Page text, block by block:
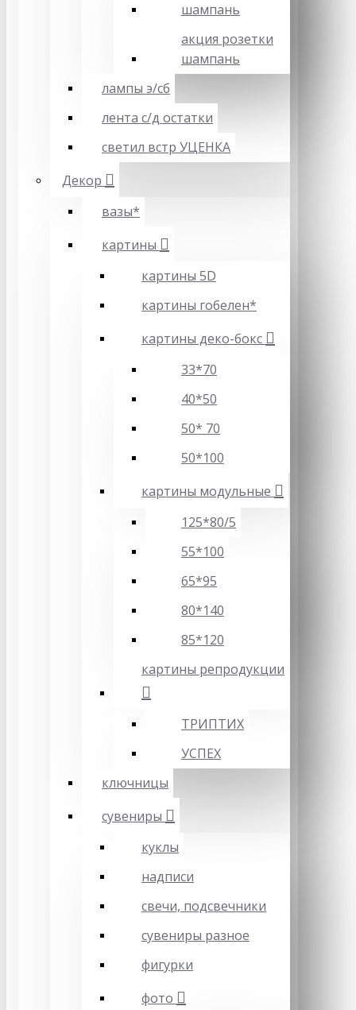
шампань
акция розетки
шампань
лампы э/сб
лента с/д остатки
светил встр УЦЕНКА
Декор
вазы*
картины
картины 5D
картины гобелен*
картины деко-бокс
33*70
40*50
50* 70
50*100
картины модульные
125*80/5
55*100
65*95
80*140
85*120
картины репродукции
ТРИПТИХ
УСПЕХ
ключницы
сувениры
куклы
надписи
свечи, подсвечники
сувениры разное
фигурки
фото